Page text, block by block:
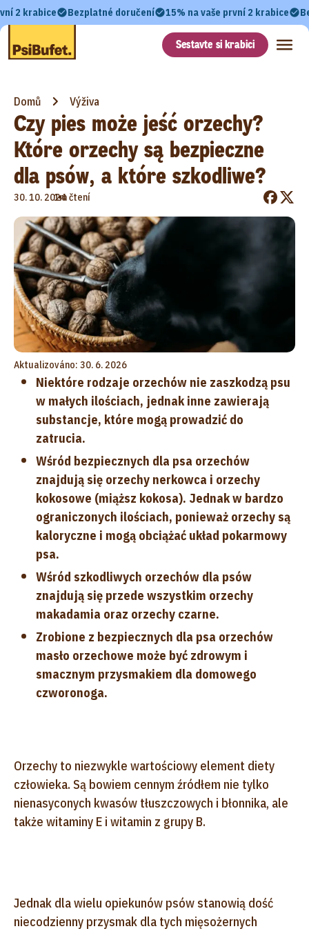
2 krabice Bezplatné doručení 15% na vaše první 2 krabice
Sestavte si krabici
Domů Výživa
Czy pies może jeść orzechy?
Które orzechy są bezpieczne
dla psów, a które szkodliwe?
30. 10. 2024
•
1m čtení
Aktualizováno: 30. 6. 2026
Niektóre rodzaje orzechów nie zaszkodzą psu
w małych ilościach, jednak inne zawierają
substancje, które mogą prowadzić do
zatrucia.
Wśród bezpiecznych dla psa orzechów
znajdują się orzechy nerkowca i orzechy
kokosowe (miąższ kokosa). Jednak w bardzo
ograniczonych ilościach, ponieważ orzechy są
kaloryczne i mogą obciążać układ pokarmowy
psa.
Wśród szkodliwych orzechów dla psów
znajdują się przede wszystkim orzechy
makadamia oraz orzechy czarne.
Zrobione z bezpiecznych dla psa orzechów
masło orzechowe może być zdrowym i
smacznym przysmakiem dla domowego
czworonoga.
Orzechy to niezwykle wartościowy element diety
człowieka. Są bowiem cennym źródłem nie tylko
nienasyconych kwasów tłuszczowych i błonnika, ale
także witaminy E i witamin z grupy B.
Jednak dla wielu opiekunów psów stanowią dość
niecodzienny przysmak dla tych mięsożernych